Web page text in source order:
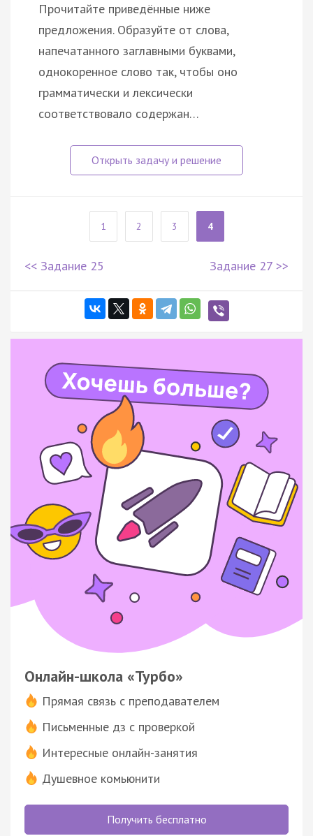
Прочитайте приведённые ниже
предложения. Образуйте от слова,
напечатанного заглавными буквами,
однокоренное слово так, чтобы оно
грамматически и лексически
соответствовало содержан…
1 2 3 4
<< Задание 25 Задание 27 >>
Онлайн-школа «Турбо»
Прямая связь с преподавателем
Письменные дз с проверкой
Интересные онлайн-занятия
Душевное комьюнити
Получить бесплатно